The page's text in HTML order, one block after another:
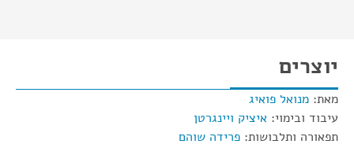
יוצרים
מאת: מנואל פואיג
עיבוד ובימוי: איציק ויינגרטן
תפאורה ותלבושות: פרידה שוהם